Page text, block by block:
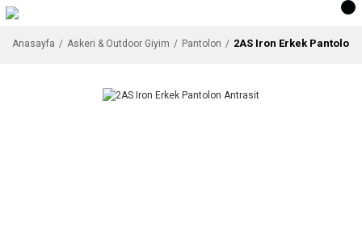
Anasayfa Askeri & Outdoor Giyim Pantolon 2AS Iron Erkek Pantolon